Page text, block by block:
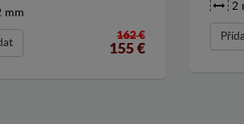
mm
162 €
155€
2